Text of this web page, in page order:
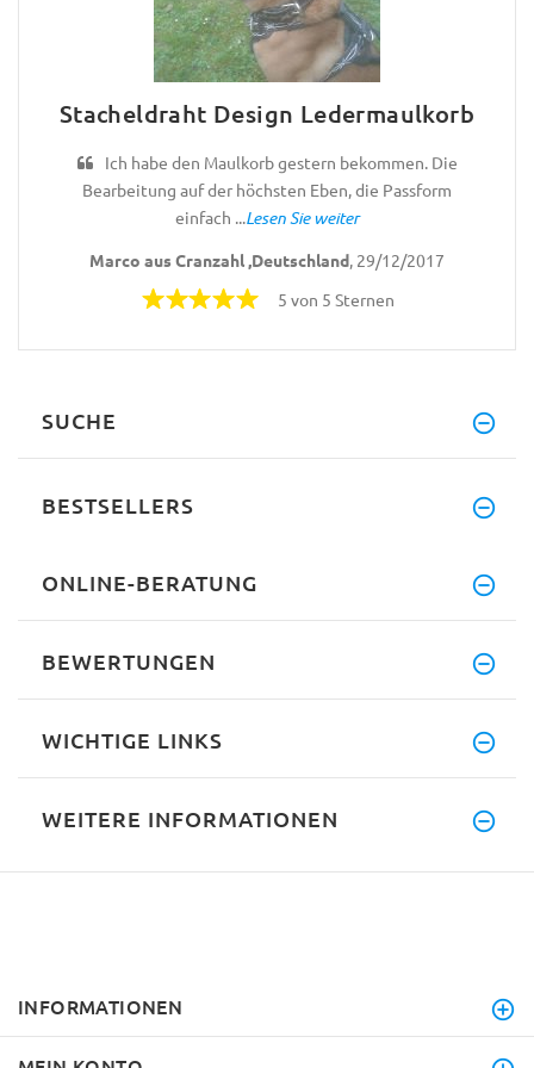
Stacheldraht Design Ledermaulkorb
Ich habe den Maulkorb gestern bekommen. Die
Bearbeitung auf der höchsten Eben, die Passform
einfach ...Lesen Sie weiter
Marco aus Cranzahl ,Deutschland, 29/12/2017
5 von 5 Sternen
SUCHE
BESTSELLERS
ONLINE-BERATUNG
BEWERTUNGEN
WICHTIGE LINKS
WEITERE INFORMATIONEN
INFORMATIONEN